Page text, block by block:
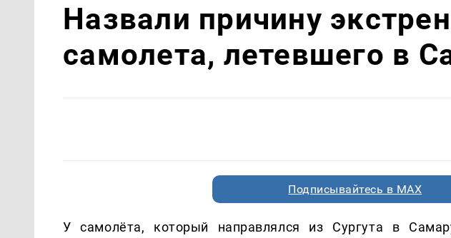
Назвали причину
самолета, летевшего в
Подписывайтесь в MAX
У самолёта, который направлялся из Сургута в